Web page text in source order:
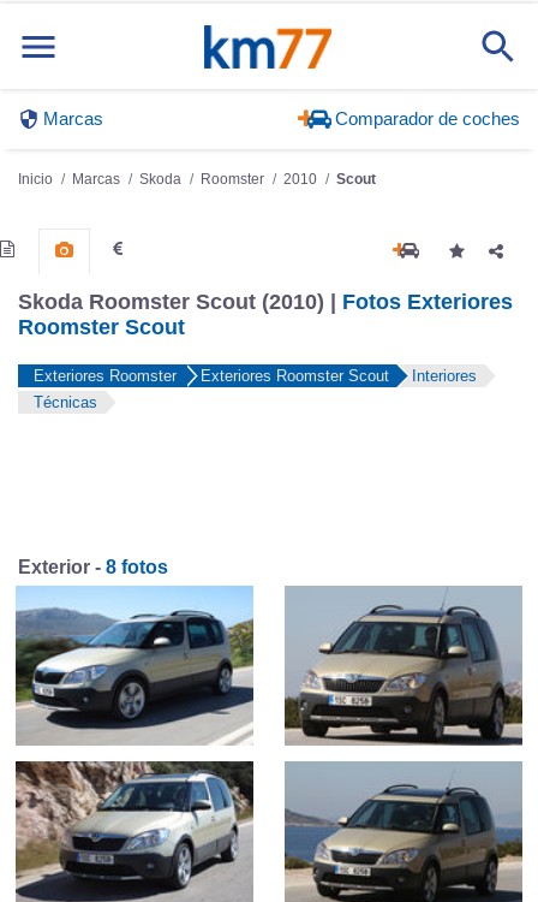
Marcas Comparador de coches
Inicio Marcas Skoda Roomster 2010 Scout
Skoda Roomster Scout (2010) | Fotos Exteriores
Roomster Scout
Exteriores Roomster Exteriores Roomster Scout
Interiores
Técnicas
Exterior - 8 fotos